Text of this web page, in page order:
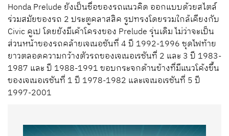
Honda Prelude ยังเป็นชื่อของรถแนวคิด ออกแบบด้วยสไตล์
ร่วมสมัยของรถ 2 ประตูคลาสสิค รูปทรงโดยรวมใกล้เคียงกับ
Civic คูเป โดยยังมีเค้าโครงของ Prelude รุ่นเดิม ไม่ว่าจะเป็น
ส่วนหน้าของรถคล้ายเจเนอชันที่ 4 ปี 1992-1996 ชุดไฟท้าย
ยาวตลอดความกว้างตัวรถของเจเนอเรชันที่ 2 และ 3 ปี 1983-
1987 และ ปี 1988-1991 ขอบกระจกด้านข้างที่มีแนวโค้งขึ้น
ของเจเนอเรชันที่ 1 ปี 1978-1982 และเจเนอเรชันที่ 5 ปี
1997-2001